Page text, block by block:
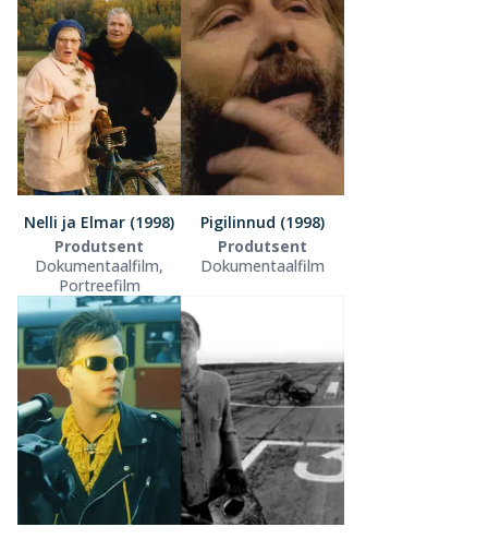
Nelli ja Elmar (1998)
Produtsent
Dokumentaalfilm,
Portreefilm
Pigilinnud (1998)
Produtsent
Dokumentaalfilm